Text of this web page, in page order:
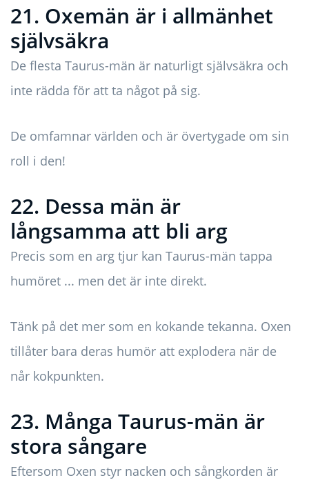
21. Oxemän är i allmänhet
självsäkra
De flesta Taurus-män är naturligt självsäkra och
inte rädda för att ta något på sig.
De omfamnar världen och är övertygade om sin
roll i den!
22. Dessa män är
långsamma att bli arg
Precis som en arg tjur kan Taurus-män tappa
humöret ... men det är inte direkt.
Tänk på det mer som en kokande tekanna. Oxen
tillåter bara deras humör att explodera när de
når kokpunkten.
23. Många Taurus-män är
stora sångare
Eftersom Oxen styr nacken och sångkorden är